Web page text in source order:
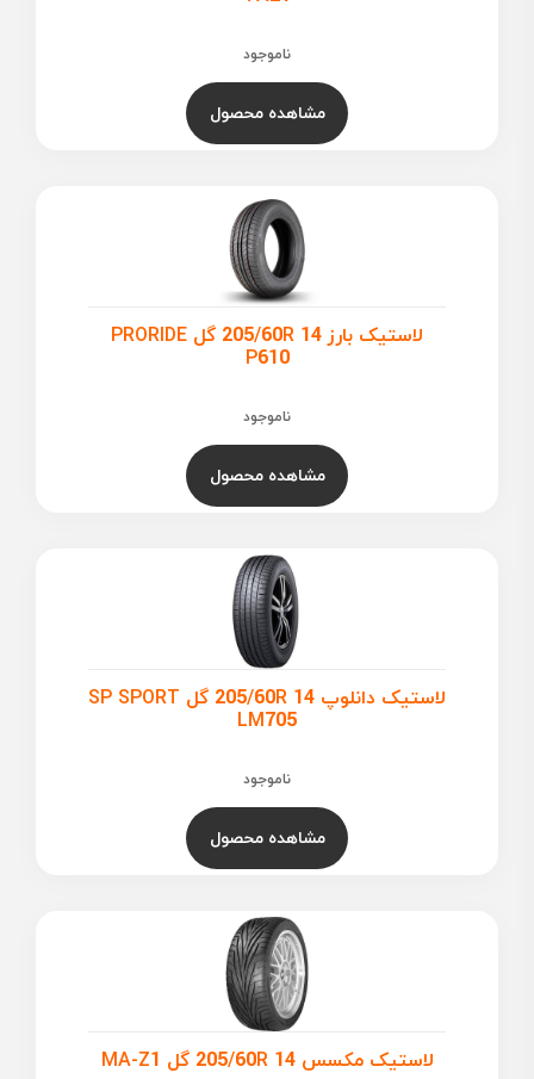
ناموجود
مشاهده محصول
لاستیک بارز 205/60R 14 گل PRORIDE
P610
ناموجود
مشاهده محصول
لاستیک دانلوپ 205/60R 14 گل SP SPORT
LM705
ناموجود
مشاهده محصول
لاستیک مکسس 205/60R 14 گل MA-Z1